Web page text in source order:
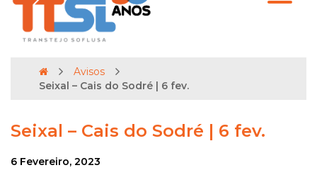
Avisos
Seixal – Cais do Sodré | 6 fev.
Seixal – Cais do Sodré | 6 fev.
6 Fevereiro, 2023